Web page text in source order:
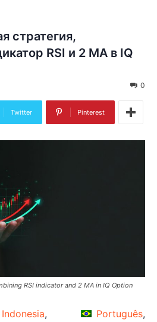
стратегия,
RSI и 2 MA в IQ
0
Twitter Pinterest
RSI indicator and 2 MA in IQ Option
Indonesia
Português